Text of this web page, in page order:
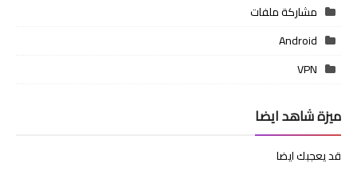
مشاركة ملفات
Android
VPN
ميزة شاهد ايضا
قد يعجبك ايضا